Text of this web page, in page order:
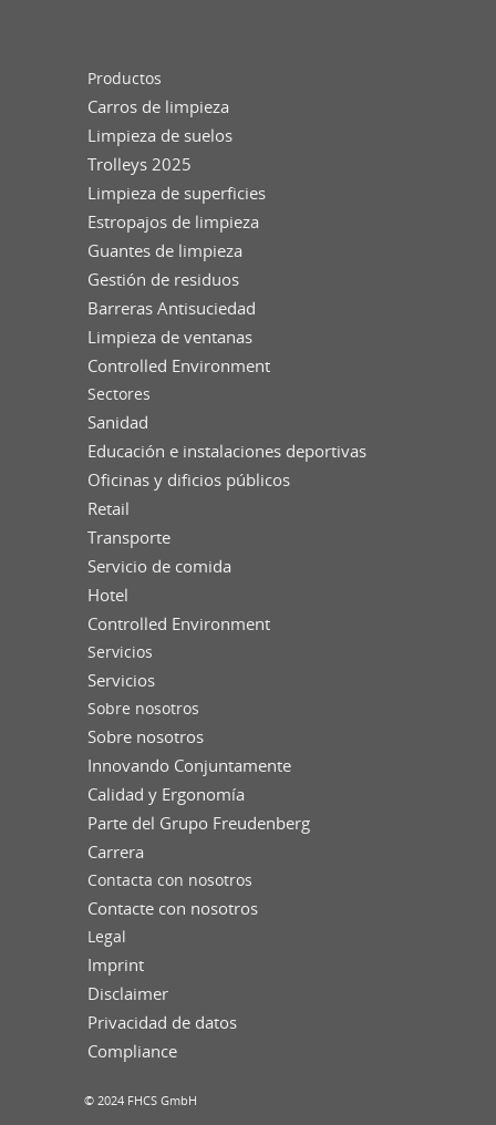
Productos
Carros de limpieza
Limpieza de suelos
Trolleys 2025
Limpieza de superficies
Estropajos de limpieza
Guantes de limpieza
Gestión de residuos
Barreras Antisuciedad
Limpieza de ventanas
Controlled Environment
Sectores
Sanidad
Educación e instalaciones deportivas
Oficinas y dificios públicos
Retail
Transporte
Servicio de comida
Hotel
Controlled Environment
Servicios
Servicios
Sobre nosotros
Sobre nosotros
Innovando Conjuntamente
Calidad y Ergonomía
Parte del Grupo Freudenberg
Carrera
Contacta con nosotros
Contacte con nosotros
Legal
Imprint
Disclaimer
Privacidad de datos
Compliance
© 2024 FHCS GmbH